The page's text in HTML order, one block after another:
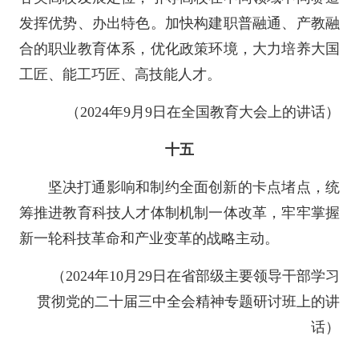
发挥优势、办出特色。加快构建职普融通、产教融
合的职业教育体系，优化政策环境，大力培养大国
工匠、能工巧匠、高技能人才。
（2024年9月9日在全国教育大会上的讲话）
十五
坚决打通影响和制约全面创新的卡点堵点，统
筹推进教育科技人才体制机制一体改革，牢牢掌握
新一轮科技革命和产业变革的战略主动。
（2024年10月29日在省部级主要领导干部学习
贯彻党的二十届三中全会精神专题研讨班上的讲
话）